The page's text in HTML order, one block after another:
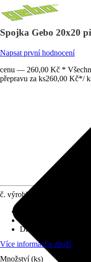
Spojka Gebo 20x20
Napsat první hodnocení
cenu — 260,00 Kč *
přepravu za ks260,00 Kč*/
č. výrobku
Druh závitu
Více informací o zboží
Množství (ks)